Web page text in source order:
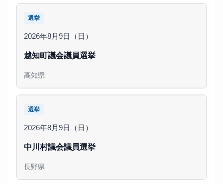
選挙
2026年8月9日（日）
越知町議会議員選挙
高知県
選挙
2026年8月9日（日）
中川村議会議員選挙
長野県